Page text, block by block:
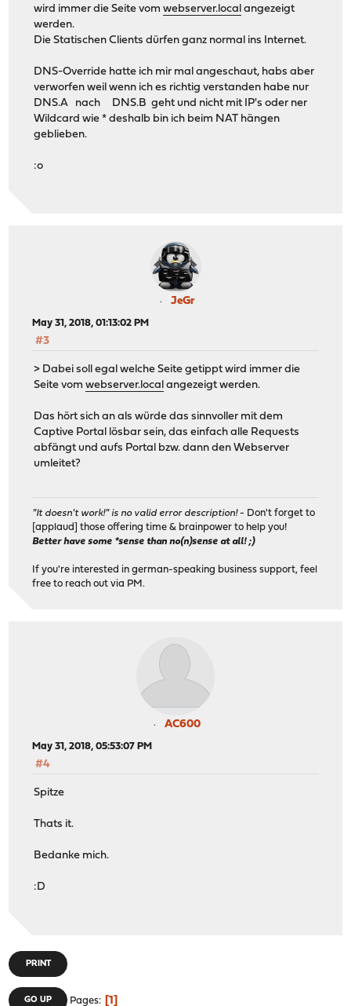
wird immer die Seite vomwebserver.local angezeigt
werden.
Die Statischen Clients dürfen ganz normal ins Internet.
DNS-Override hatte ich mir mal angeschaut, habs aber
verworfen weil wenn ich es richtig verstanden habe nur
DNS.A nach DNS.B geht und nicht mit IP's oder ner
Wildcard wie * deshalb bin ich beim NAT hängen
geblieben.
:o
JeGr
May 31, 2018, 01:13:02 PM
#3
> Dabei soll egal welche Seite getippt wird immer die
Seite vomwebserver.local angezeigt werden.
Das hört sich an als würde das sinnvoller mit dem
Captive Portal lösbar sein, das einfach alle Requests
abfängt und aufs Portal bzw. dann den Webserver
umleitet?
"It doesn't work!" is no valid error description!- Don't forget to
[applaud] those offering time & brainpower to help you!
Better have some *sense than no(n)sense at all! ;)
If you're interested in german-speaking business support, feel
free to reach out via PM.
AC600
May 31, 2018, 05:53:07 PM
#4
Spitze
Thats it.
Bedanke mich.
:D
PRINT
GO UP Pages 1